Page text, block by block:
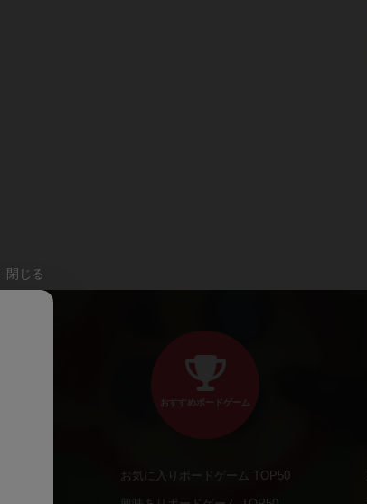
閉じる
おすすめボードゲーム
お気に入りボードゲーム TOP50